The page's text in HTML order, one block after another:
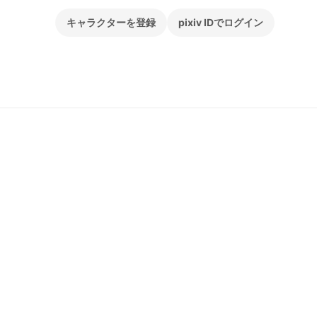
キャラクターを登録 pixiv IDでログイン